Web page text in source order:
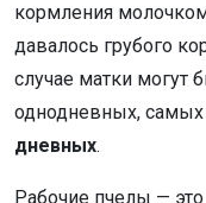
кормления
давалось грубого
случае матки могут
однодневных, самых
дневных.
Рабочие пчелы —